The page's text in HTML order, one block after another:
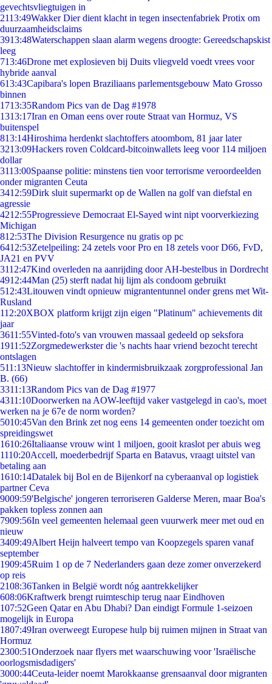
gevechtsvliegtuigen in
2113:49Wakker Dier dient klacht in tegen insectenfabriek Protix om
duurzaamheidsclaims
3913:48Waterschappen slaan alarm wegens droogte: Gereedschapskist
leeg
713:46Drone met explosieven bij Duits vliegveld voedt vrees voor
hybride aanval
613:43Capibara's lopen Braziliaans parlementsgebouw Mato Grosso
binnen
1713:35Random Pics van de Dag #1978
1313:17Iran en Oman eens over route Straat van Hormuz, VS
buitenspel
813:14Hiroshima herdenkt slachtoffers atoombom, 81 jaar later
3213:09Hackers roven Coldcard-bitcoinwallets leeg voor 114 miljoen
dollar
3113:00Spaanse politie: minstens tien voor terrorisme veroordeelden
onder migranten Ceuta
3412:59Dirk sluit supermarkt op de Wallen na golf van diefstal en
agressie
4212:55Progressieve Democraat El-Sayed wint nipt voorverkiezing
Michigan
812:53The Division Resurgence nu gratis op pc
6412:53Zetelpeiling: 24 zetels voor Pro en 18 zetels voor D66, FvD,
JA21 en PVV
3112:47Kind overleden na aanrijding door AH-bestelbus in Dordrecht
4912:44Man (25) sterft nadat hij lijm als condoom gebruikt
512:43Litouwen vindt opnieuw migrantentunnel onder grens met Wit-
Rusland
112:20XBOX platform krijgt zijn eigen "Platinum" achievements dit
jaar
3611:55Vinted-foto's van vrouwen massaal gedeeld op seksfora
1911:52Zorgmedewerkster die 's nachts haar vriend bezocht terecht
ontslagen
511:13Nieuw slachtoffer in kindermisbruikzaak zorgprofessional Jan
B. (66)
3311:13Random Pics van de Dag #1977
4311:10Doorwerken na AOW-leeftijd vaker vastgelegd in cao's, moet
werken na je 67e de norm worden?
5010:45Van den Brink zet nog eens 14 gemeenten onder toezicht om
spreidingswet
1610:26Italiaanse vrouw wint 1 miljoen, gooit kraslot per abuis weg
1110:20Accell, moederbedrijf Sparta en Batavus, vraagt uitstel van
betaling aan
1610:14Datalek bij Bol en de Bijenkorf na cyberaanval op logistiek
partner Ceva
9009:59'Belgische' jongeren terroriseren Galderse Meren, maar Boa's
pakken topless zonnen aan
7909:56In veel gemeenten helemaal geen vuurwerk meer met oud en
nieuw
3409:49Albert Heijn halveert tempo van Koopzegels sparen vanaf
september
1909:45Ruim 1 op de 7 Nederlanders gaan deze zomer onverzekerd
op reis
2108:36Tanken in België wordt nóg aantrekkelijker
608:06Kraftwerk brengt ruimteschip terug naar Eindhoven
107:52Geen Qatar en Abu Dhabi? Dan eindigt Formule 1-seizoen
mogelijk in Europa
1807:49Iran overweegt Europese hulp bij ruimen mijnen in Straat van
Hormuz
2300:51Onderzoek naar flyers met waarschuwing voor 'Israëlische
oorlogsmisdadigers'
3000:44Ceuta-leider noemt Marokkaanse grensaanval door migranten